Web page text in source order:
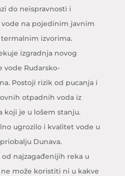
do neispravnosti i
na pojedinim javnim
izvorima.
izgradnja novog
vode Rudarsko-
Postoji rizik od pucanja i
otpadnih voda iz
koji je u lošem stanju.
ugrozilo i kvalitet vode u
Dunava.
najzagađenijih reka u
može koristiti ni u kakve